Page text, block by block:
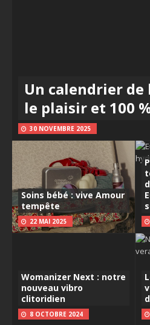
Un calendrier de
le plaisir et 100
30 NOVEMBRE 2025
Soins bébé : vive Amour
tempête
22 MAI 2025
Womanizer Next : notre
nouveau vibro
clitoridien
8 OCTOBRE 2024